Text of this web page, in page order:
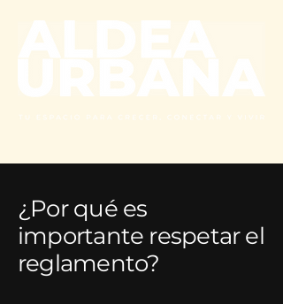
¿Por qué es
importante respetar el
reglamento?